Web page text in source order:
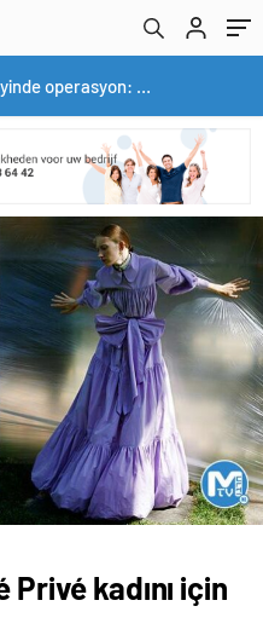
Yerli otomobil TOGG’un ustaları burada yetişecek
kadını için